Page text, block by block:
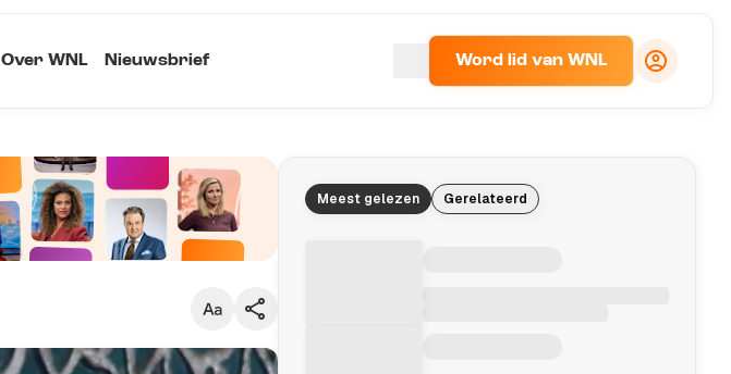
Over WNL Nieuwsbrief Word lid van WNL
Meest gelezen Gerelateerd